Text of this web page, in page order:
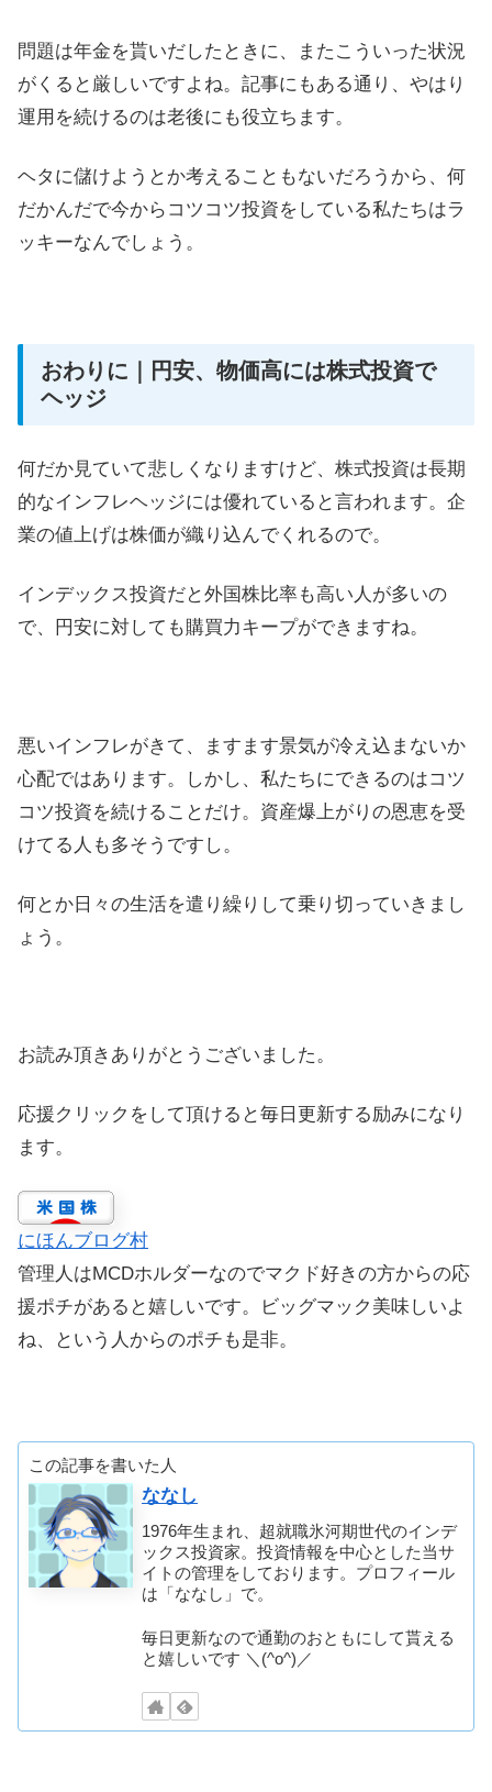
問題は年金を貰いだしたときに、またこういった状況
がくると厳しいですよね。記事にもある通り、やはり
運用を続けるのは老後にも役立ちます。
ヘタに儲けようとか考えることもないだろうから、何
だかんだで今からコツコツ投資をしている私たちはラ
ッキーなんでしょう。
おわりに｜円安、物価高には株式投資で
ヘッジ
何だか見ていて悲しくなりますけど、株式投資は長期
的なインフレヘッジには優れていると言われます。企
業の値上げは株価が織り込んでくれるので。
インデックス投資だと外国株比率も高い人が多いの
で、円安に対しても購買力キープができますね。
悪いインフレがきて、ますます景気が冷え込まないか
心配ではあります。しかし、私たちにできるのはコツ
コツ投資を続けることだけ。資産爆上がりの恩恵を受
けてる人も多そうですし。
何とか日々の生活を遣り繰りして乗り切っていきまし
ょう。
お読み頂きありがとうございました。
応援クリックをして頂けると毎日更新する励みになり
ます。
にほんブログ村
管理人はMCDホルダーなのでマクド好きの方からの応
援ポチがあると嬉しいです。ビッグマック美味しいよ
ね、という人からのポチも是非。
この記事を書いた人
ななし
1976年生まれ、超就職氷河期世代のインデ
ックス投資家。投資情報を中心とした当サ
イトの管理をしております。プロフィール
は「ななし」で。
毎日更新なので通勤のおともにして貰える
と嬉しいです ＼(^o^)／